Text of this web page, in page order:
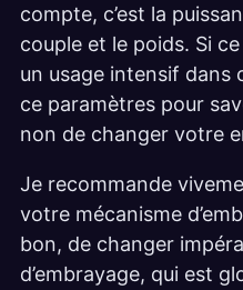
compte, c’est la
couple et le poids. Si
un usage intensif dans
ce paramètres pour
non de changer votre
Je recommande
votre mécanisme
bon, de changer
d’embrayage, qui est